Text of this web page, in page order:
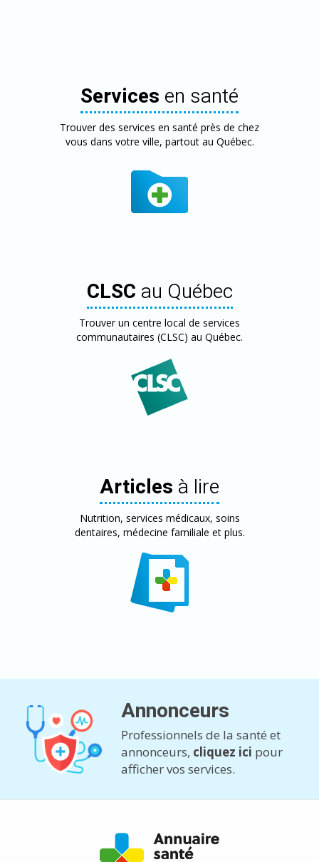
Services en santé
Trouver des services en santé près de chez
vous dans votre ville, partout au Québec.
CLSC au Québec
Trouver un centre local de services
communautaires (CLSC) au Québec.
Articles à lire
Nutrition, services médicaux, soins
dentaires, médecine familiale et plus.
Annonceurs
Professionnels de la santé et
annonceurs, cliquez ici pour
afficher vos services.